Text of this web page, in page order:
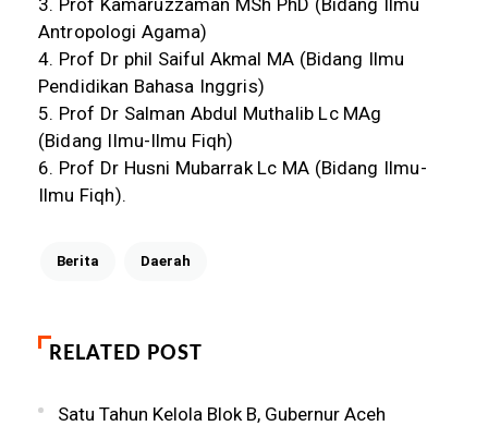
Antropologi Agama)
4. Prof Dr phil Saiful Akmal MA (Bidang Ilmu
Pendidikan Bahasa Inggris)
5. Prof Dr Salman Abdul Muthalib Lc MAg
(Bidang Ilmu-Ilmu Fiqh)
6. Prof Dr Husni Mubarrak Lc MA (Bidang Ilmu-
Ilmu Fiqh).
Berita Daerah
RELATED POST
Satu Tahun Kelola Blok B, Gubernur Aceh